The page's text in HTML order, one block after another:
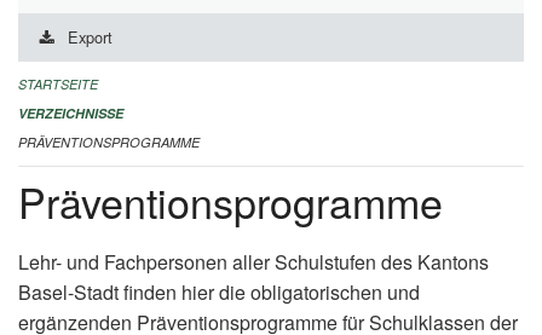
DURCHFÜHRUNG UND FINANZIERUNG
IMPRESSUM
Export
STARTSEITE
VERZEICHNISSE
PRÄVENTIONSPROGRAMME
Präventionsprogramme
Lehr- und Fachpersonen aller Schulstufen des Kantons
Basel-Stadt finden hier die obligatorischen und
ergänzenden Präventionsprogramme für Schulklassen der